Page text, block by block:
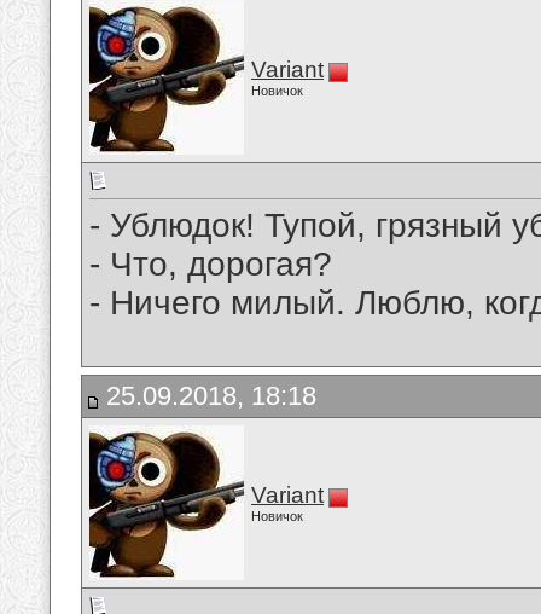
Variant
Новичок
- Ублюдок! Тупой, грязный
- Что, дорогая?
- Ничего милый. Люблю,
25.09.2018, 18:18
Variant
Новичок